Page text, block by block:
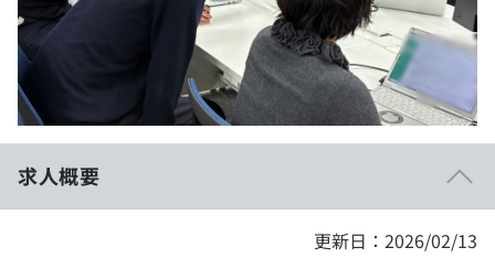
法人向けプラン
学校向けプラン
契約内容・クーポン
求人概要
更新日：2026/02/13